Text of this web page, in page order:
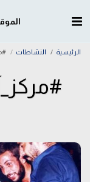
الرئيسية النشاطات